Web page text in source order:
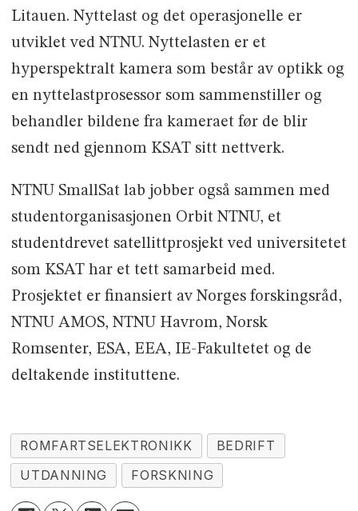
Litauen. Nyttelast og det operasjonelle er
utviklet ved NTNU. Nyttelasten er et
hyperspektralt kamera som består av optikk og
en nyttelastprosessor som sammenstiller og
behandler bildene fra kameraet før de blir
sendt ned gjennom KSAT sitt nettverk.
NTNU SmallSat lab jobber også sammen med
studentorganisasjonen Orbit NTNU, et
studentdrevet satellittprosjekt ved universitetet
som KSAT har et tett samarbeid med.
Prosjektet er finansiert av Norges forskingsråd,
NTNU AMOS, NTNU Havrom, Norsk
Romsenter, ESA, EEA, IE-Fakultetet og de
deltakende instituttene.
ROMFARTSELEKTRONIKK
BEDRIFT
UTDANNING
FORSKNING